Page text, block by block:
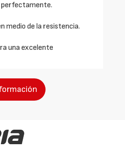
perfectamente.
medio de la resistencia.
una excelente